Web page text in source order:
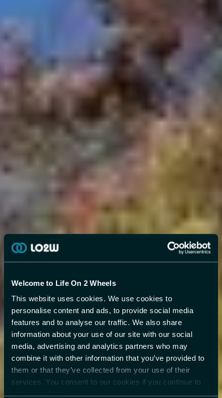
Welcome to Life On 2 Wheels
This website uses cookies. We use cookies to
personalise content and ads, to provide social media
features and to analyse our traffic. We also share
information about your use of our site with our social
media, advertising and analytics partners who may
combine it with other information that you’ve provided to
them or that they’ve collected from your use of their
services. You consent to our cookies if you continue to
use our website.